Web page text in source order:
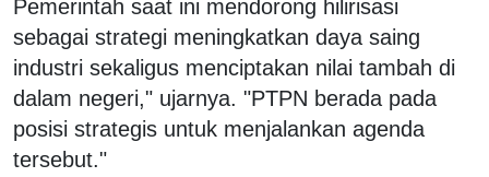
Pemerintah saat ini mendorong hilirisasi
sebagai strategi meningkatkan daya saing
industri sekaligus menciptakan nilai tambah di
dalam negeri," ujarnya. "PTPN berada pada
posisi strategis untuk menjalankan agenda
tersebut."